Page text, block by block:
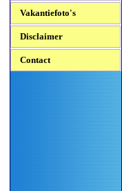
Vakantiefoto's
Disclaimer
Contact